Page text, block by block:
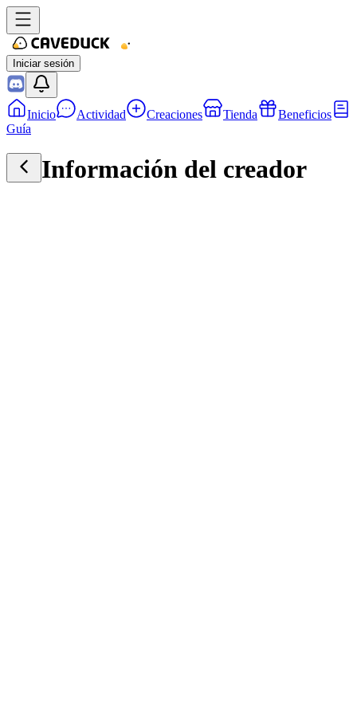
Iniciar sesión
Inicio Actividad Creaciones Tienda
Beneficios
Guía
Información del creador